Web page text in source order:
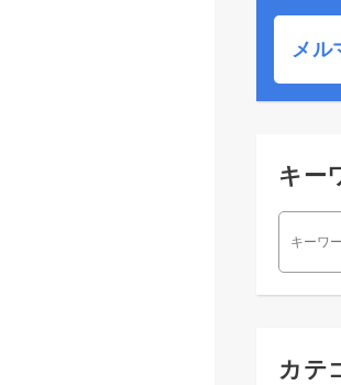
メル
キー
カテ